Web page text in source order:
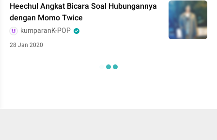
Heechul Angkat Bicara Soal Hubungannya
dengan Momo Twice
kumparanK-POP
28 Jan 2020